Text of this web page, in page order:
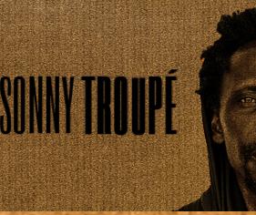
Aller
au
contenu